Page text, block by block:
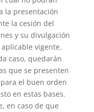
la presentación
la cesión del
y su divulgación
vigente.
caso, quedarán
que se presenten
el buen orden
en estas bases.
en caso de que